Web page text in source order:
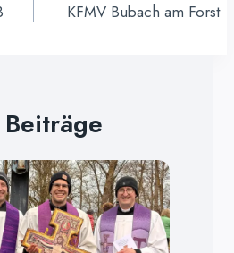
KFMV Bubach am Forst